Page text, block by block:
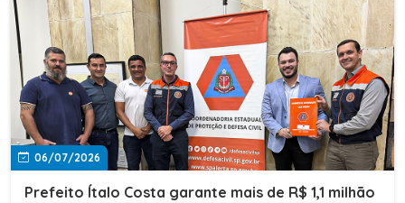
06/07/2026
Prefeito Ítalo Costa garante mais de R$ 1,1 milhão